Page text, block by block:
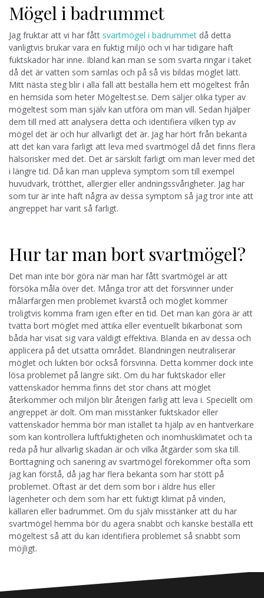
Mögel i badrummet
Jag fruktar att vi har fått svartmögel i badrummet då detta
vanligtvis brukar vara en fuktig miljö och vi har tidigare haft
fuktskador här inne. Ibland kan man se som svarta ringar i taket
då det är vatten som samlas och på så vis bildas möglet lätt.
Mitt nästa steg blir i alla fall att beställa hem ett mögeltest från
en hemsida som heter Mögeltest.se. Dem säljer olika typer av
mögeltest som man själv kan utföra om man vill. Sedan hjälper
dem till med att analysera detta och identifiera vilken typ av
mögel det är och hur allvarligt det är. Jag har hört från bekanta
att det kan vara farligt att leva med svartmögel då det finns flera
hälsorisker med det. Det är särskilt farligt om man lever med det
i längre tid. Då kan man uppleva symptom som till exempel
huvudvärk, trötthet, allergier eller andningssvårigheter. Jag har
som tur är inte haft några av dessa symptom så jag tror inte att
angreppet har varit så farligt.
Hur tar man bort svartmögel?
Det man inte bör göra när man har fått svartmögel är att
försöka måla över det. Många tror att det försvinner under
målarfärgen men problemet kvarstå och möglet kommer
troligtvis komma fram igen efter en tid. Det man kan göra är att
tvätta bort möglet med ättika eller eventuellt bikarbonat som
båda har visat sig vara väldigt effektiva. Blanda en av dessa och
applicera på det utsatta området. Blandningen neutraliserar
möglet och lukten bör också försvinna. Detta kommer dock inte
lösa problemet på längre sikt. Om du har fuktskador eller
vattenskador hemma finns det stor chans att möglet
återkommer och miljön blir återigen farlig att leva i. Speciellt om
angreppet är dolt. Om man misstänker fuktskador eller
vattenskador hemma bör man istället ta hjälp av en hantverkare
som kan kontrollera luftfuktigheten och inomhusklimatet och ta
reda på hur allvarlig skadan är och vilka åtgärder som ska till.
Borttagning och sanering av svartmögel förekommer ofta som
jag kan förstå, då jag har flera bekanta som har stött på
problemet. Oftast är det dem som bor i äldre hus eller
lägenheter och dem som har ett fuktigt klimat på vinden,
källaren eller badrummet. Om du själv misstänker att du har
svartmögel hemma bör du agera snabbt och kanske beställa ett
mögeltest så att du kan identifiera problemet så snabbt som
möjligt.